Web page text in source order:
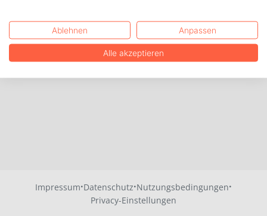
Impressum·Datenschutz·Nutzungsbedingungen·
Privacy-Einstellungen
Ablehnen Anpassen
Alle akzeptieren